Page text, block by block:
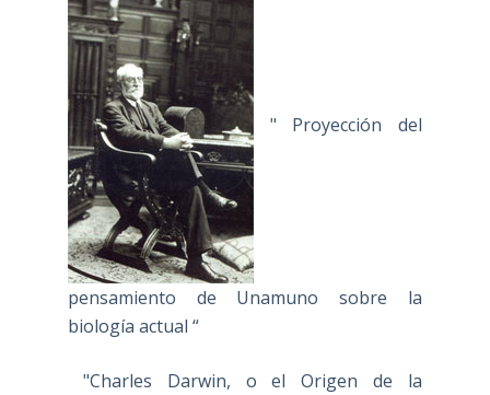
" Proyección del
pensamiento de Unamuno sobre la
biología actual “
"Charles Darwin, o el Origen de la